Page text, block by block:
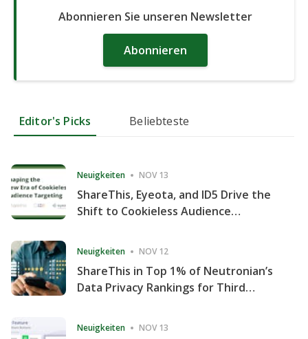
Abonnieren Sie unseren Newsletter
Abonnieren
Editor's Picks Beliebteste
Neuigkeiten NOV 13
ShareThis, Eyeota, and ID5 Drive the
Shift to Cookieless Audience
Neuigkeiten NOV 12
ShareThis in Top 1% of Neutronian’s
Data Privacy Rankings for Third
Neuigkeiten NOV 13